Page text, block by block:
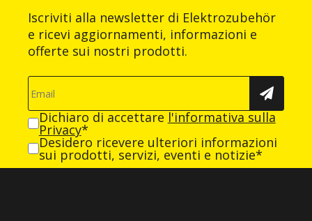
Iscriviti alla newsletter di Elektrozubehör
e ricevi aggiornamenti, informazioni e
offerte sui nostri prodotti.
Dichiaro di accettare l'informativa sulla
Privacy*
Desidero ricevere ulteriori informazioni
sui prodotti, servizi, eventi e notizie*